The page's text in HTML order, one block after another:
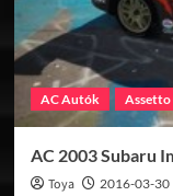
AC Autók Assetto
AC 2003 Subaru
Toya 2016-03-30